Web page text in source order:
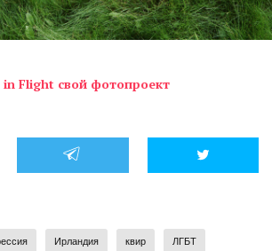
in Flight свой фотопроект
Ирландия квир ЛГБТ